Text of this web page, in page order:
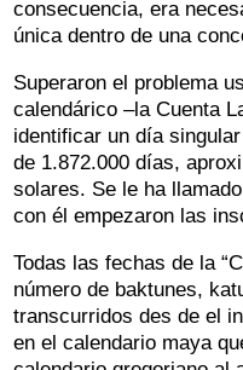
consecuencia, era
única dentro de una
Superaron el problema
calendárico –la Cuenta
identificar un día
de 1.872.000 días,
solares. Se le ha
con él empezaron las
Todas las fechas de la
número de baktunes,
transcurridos des de el
en el calendario maya